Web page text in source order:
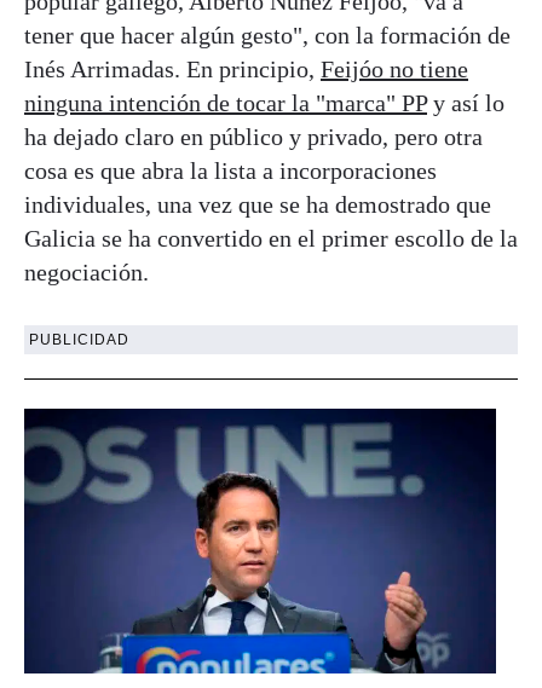
tener que hacer algún gesto", con la formación de
Inés Arrimadas. En principio, Feijóo no tiene
ninguna intención de tocar la "marca" PPy así lo
ha dejado claro en público y privado, pero otra
cosa es que abra la lista a incorporaciones
individuales, una vez que se ha demostrado que
Galicia se ha convertido en el primer escollo de la
negociación.
PUBLICIDAD